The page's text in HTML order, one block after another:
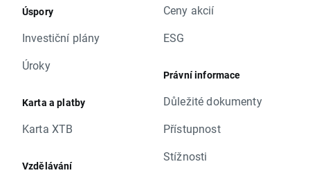
Úspory
Investiční plány
Úroky
Karta a platby
Karta XTB
Vzdělávání
Ceny akcií
ESG
Právní informace
Důležité dokumenty
Přístupnost
Stížnosti